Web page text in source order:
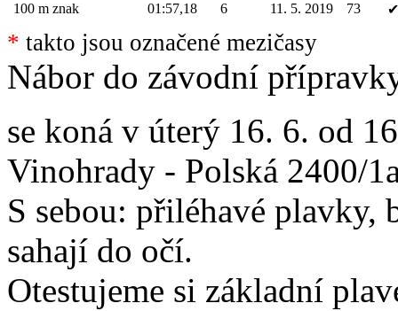
100 m znak
01:57,18 6 11. 5. 2019 73 ✔
* takto jsou označené mezičasy
Nábor do závodní
se koná v úterý 16. 6. od
Vinohrady - Polská 2400/
S sebou: přiléhavé plavky,
sahají do očí.
Otestujeme si základní